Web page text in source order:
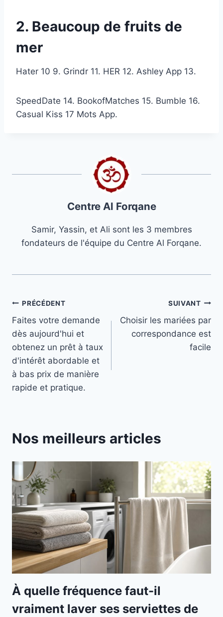
2. Beaucoup de fruits de
mer
Hater 10 9. Grindr 11. HER 12. Ashley App 13.
SpeedDate 14. BookofMatches 15. Bumble 16.
Casual Kiss 17 Mots App.
Centre Al Forqane
Samir, Yassin, et Ali sont les 3 membres
fondateurs de l'équipe du Centre Al Forqane.
Navigation
de
l’article
PRÉCÉDENT
Faites votre demande
dès aujourd'hui et
obtenez un prêt à taux
d'intérêt abordable et
à bas prix de manière
rapide et pratique.
SUIVANT
Choisir les mariées par
correspondance est
facile
Nos meilleurs articles
À quelle fréquence faut-il
vraiment laver ses serviettes de